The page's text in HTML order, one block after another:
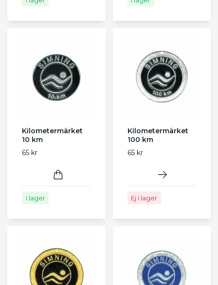
Kilometermärket
10 km
65 kr
I lager
Kilometermärket
100 km
65 kr
Ej i lager